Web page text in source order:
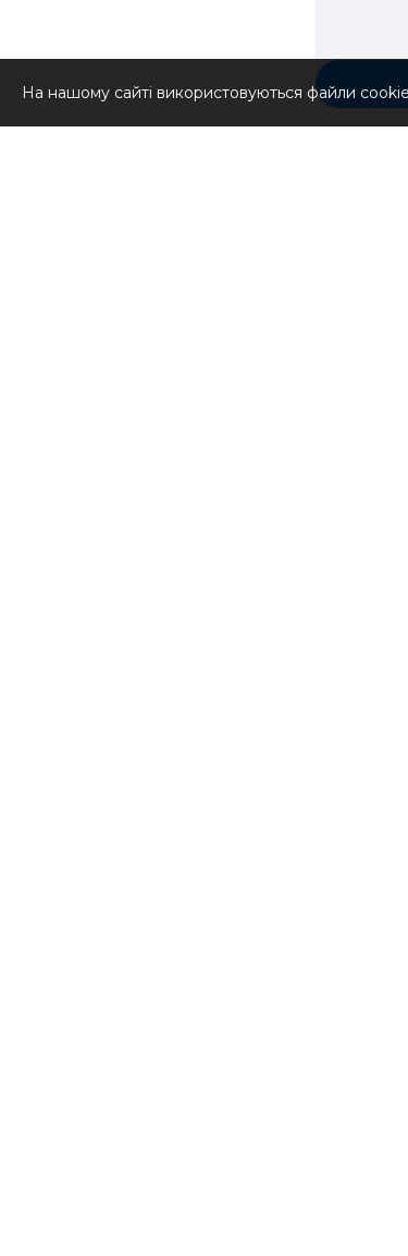
На нашому сайті використовуються файли